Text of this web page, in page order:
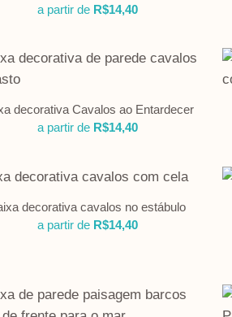
a partir de R$14,40
decorativa Cavalos ao Entardecer
a partir de R$14,40
decorativa cavalos no estábulo
a partir de R$14,40